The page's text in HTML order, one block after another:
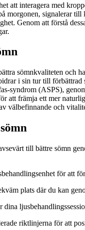
att interagera med
morgonen, signalerar
Genom att förstå
sömnkvaliteten och
i sin tur till
syndrom (ASPS),
att främja ett mer
välbefinnande och
till bättre sömn
för att
plats där du kan
riktlinjerna för att